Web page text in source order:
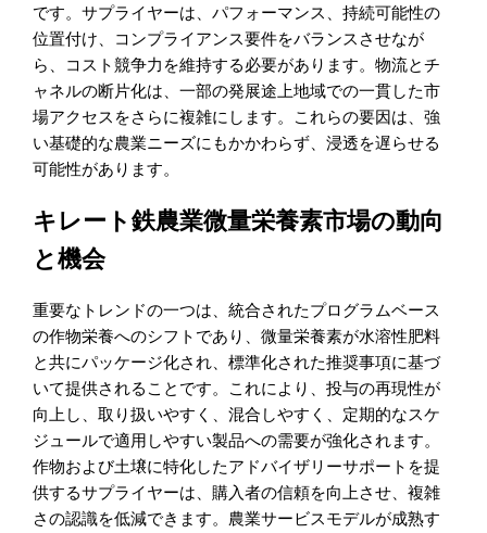
です。サプライヤーは、パフォーマンス、持続可能性の
位置付け、コンプライアンス要件をバランスさせなが
ら、コスト競争力を維持する必要があります。物流とチ
ャネルの断片化は、一部の発展途上地域での一貫した市
場アクセスをさらに複雑にします。これらの要因は、強
い基礎的な農業ニーズにもかかわらず、浸透を遅らせる
可能性があります。
キレート鉄農業微量栄養素市場の動向
と機会
重要なトレンドの一つは、統合されたプログラムベース
の作物栄養へのシフトであり、微量栄養素が水溶性肥料
と共にパッケージ化され、標準化された推奨事項に基づ
いて提供されることです。これにより、投与の再現性が
向上し、取り扱いやすく、混合しやすく、定期的なスケ
ジュールで適用しやすい製品への需要が強化されます。
作物および土壌に特化したアドバイザリーサポートを提
供するサプライヤーは、購入者の信頼を向上させ、複雑
さの認識を低減できます。農業サービスモデルが成熟す